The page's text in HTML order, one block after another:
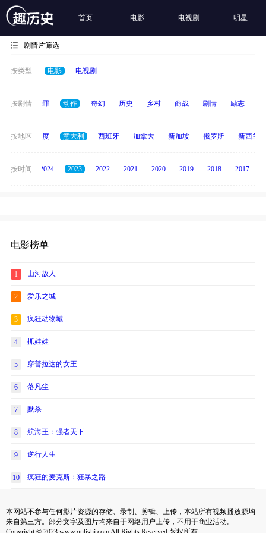
首页 电影 电视剧 明星
剧情片筛选
按类型 电影 电视剧
按剧情
偶像 犯罪 动作 奇幻 历史 乡村 商战 剧情 励志
按地区
泰国 印度 意大利 西班牙 加拿大 新加坡 俄罗斯 新西兰
按时间
2025 2024 2023 2022 2021 2020 2019 2018 2017
电影榜单
1 山河故人
2 爱乐之城
3 疯狂动物城
4 抓娃娃
5 穿普拉达的女王
6 落凡尘
7 默杀
8 航海王：强者天下
9 逆行人生
10 疯狂的麦克斯：狂暴之路
本网站不参与任何影片资源的存储、录制、剪辑、上传，本站所有视频播放源均
来自第三方。部分文字及图片均来自于网络用户上传，不用于商业活动。